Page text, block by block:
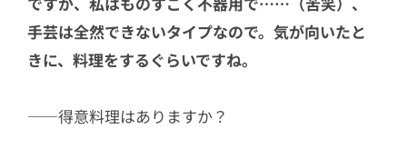
手芸は全然できないタイプなので。気が向いたと
きに、料理をするぐらいですね。
――得意料理はありますか？